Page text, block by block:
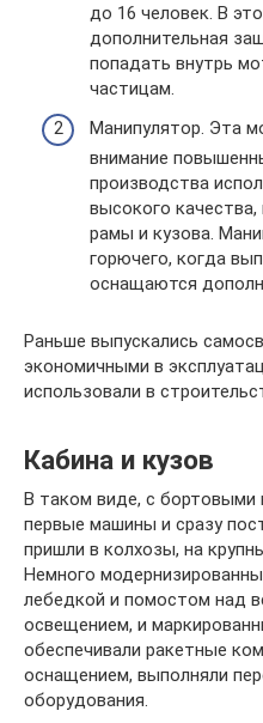
до 16 человек. В
дополнительная
попадать внутрь
частицам.
Манипулятор. Эта
внимание
производства
высокого
рамы и кузова.
горючего, когда
оснащаются
Раньше выпускались
экономичными в
использовали в
Кабина и кузов
В таком виде, с
первые машины и сразу
пришли в колхозы, на
Немного
лебедкой и помостом над
освещением, и
обеспечивали ракетные
оснащением, выполняли
оборудования.